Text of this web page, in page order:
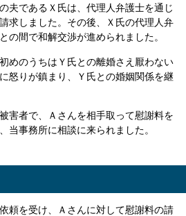
夫であるＸ氏は、代理人弁護士を通じ
求しました。その後、Ｘ氏の代理人弁
の間で和解交渉が進められました。
めのうちはＹ氏との離婚さえ厭わない
怒りが鎮まり、Ｙ氏との婚姻関係を継
害者で、Ａさんを相手取って慰謝料を
当事務所に相談に来られました。
頼を受け、Ａさんに対して慰謝料の請